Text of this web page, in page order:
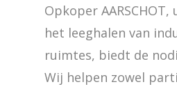
Opkoper
het leeghalen van
ruimtes, biedt de
Wij helpen zowel